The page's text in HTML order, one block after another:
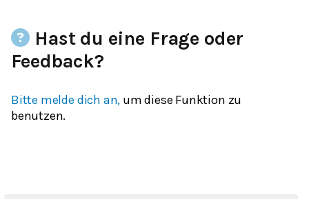
Hast du eine Frage oder
Feedback?
Bitte melde dich an, um diese Funktion zu
benutzen.